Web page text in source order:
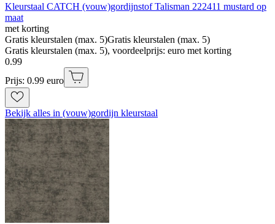
Kleurstaal CATCH (vouw)gordijnstof Talisman 222411 mustard op
maat
met korting
Gratis kleurstalen (max. 5)Gratis kleurstalen (max. 5)
Gratis kleurstalen (max. 5), voordeelprijs: euro met korting
0.99
Prijs: 0.99 euro
Bekijk alles in (vouw)gordijn kleurstaal